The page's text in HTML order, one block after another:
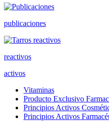
publicaciones
reactivos
activos
Vitaminas
Producto Exclusivo
Principios Activos
Principios Activos